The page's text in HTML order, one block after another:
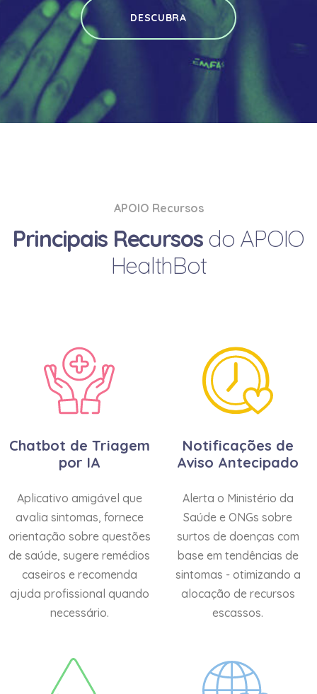
DESCUBRA
APOIO Recursos
Principais Recursos do APOIO
HealthBot
Chatbot de Triagem
por IA
Aplicativo amigável que
avalia sintomas, fornece
orientação sobre questões
de saúde, sugere remédios
caseiros e recomenda
ajuda profissional quando
necessário.
Notificações de
Aviso Antecipado
Alerta o Ministério da
Saúde e ONGs sobre
surtos de doenças com
base em tendências de
sintomas - otimizando a
alocação de recursos
escassos.